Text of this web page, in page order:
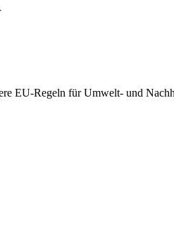
EU-Regeln für Umwelt- und